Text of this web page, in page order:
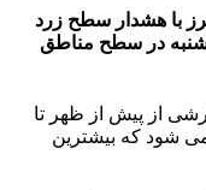
با هشدار سطح زرد
در سطح مناطق
از پیش از ظهر تا
شود که بیشترین